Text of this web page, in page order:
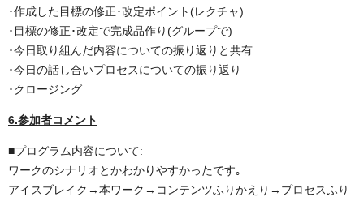
･作成した目標の修正･改定ポイント(レクチャ)
･目標の修正･改定で完成品作り(グループで)
･今日取り組んだ内容についての振り返りと共有
･今日の話し合いプロセスについての振り返り
･クロージング
6.参加者コメント
■プログラム内容について:
ワークのシナリオとかわかりやすかったです｡
アイスブレイク→本ワーク→コンテンツふりかえり→プロセスふり